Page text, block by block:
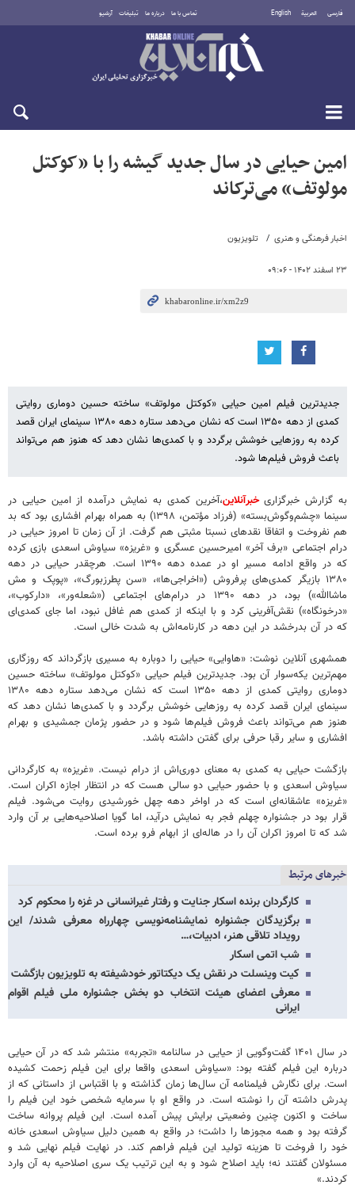
فارسی العربية English تماس با ما درباره ما تبلیغات آرشیو
شنبه ۱۷ مرداد ۱۴۰۵
اخبار فرهنگی و هنری تلویزیون
۲۳ اسفند ۱۴۰۲ - ۰۹:۰۶
امین حیایی در سال جدید گیشه را با «کوکتل
مولوتف» می‌ترکاند
جدیدترین فیلم امین حیایی «کوکتل مولوتف» ساخته حسین دوماری روایتی
کمدی از دهه ۱۳۵۰ است که نشان می‌دهد ستاره دهه ۱۳۸۰ سینمای ایران قصد
کرده به روزهایی خوشش برگردد و با کمدی‌ها نشان دهد که هنوز هم می‌تواند
باعث فروش فیلم‌ها شود.
به گزارش خبرگزاریخبرآنلاین،آخرین کمدی به نمایش درآمده از امین حیایی در
سینما «چشم‌وگوش‌بسته» (فرزاد مؤتمن، ۱۳۹۸) به همراه بهرام افشاری بود که بد
هم نفروخت و اتفاقا نقدهای نسبتا مثبتی هم گرفت. از آن زمان تا امروز حیایی در
درام اجتماعی «برف آخر» امیرحسین عسگری و «غریزه» سیاوش اسعدی بازی کرده
که در واقع ادامه مسیر او در عمده دهه ۱۳۹۰ است. هرچقدر حیایی در دهه
۱۳۸۰ بازیگر کمدی‌های پرفروش («اخراجی‌ها»، «سن پطرزبورگ»، «پوپک و مش
ماشاالله») بود، در دهه ۱۳۹۰ در درام‌های اجتماعی («شعله‌ور»، «دارکوب»،
«درخونگاه») نقش‌آفرینی کرد و با اینکه از کمدی هم غافل نبود، اما جای کمدی‌ای
که در آن بدرخشد در این دهه در کارنامه‌اش به شدت خالی است.
همشهری آنلاین نوشت: «هاوایی» حیایی را دوباره به مسیری بازگرداند که روزگاری
مهم‌ترین یکه‌سوار آن بود. جدیدترین فیلم حیایی «کوکتل مولوتف» ساخته حسین
دوماری روایتی کمدی از دهه ۱۳۵۰ است که نشان می‌دهد ستاره دهه ۱۳۸۰
سینمای ایران قصد کرده به روزهایی خوشش برگردد و با کمدی‌ها نشان دهد که
هنوز هم می‌تواند باعث فروش فیلم‌ها شود و در حضور پژمان جمشیدی و بهرام
افشاری و سایر رقبا حرفی برای گفتن داشته باشد.
بازگشت حیایی به کمدی به معنای دوری‌اش از درام نیست. «غریزه» به کارگردانی
سیاوش اسعدی و با حضور حیایی دو سالی هست که در انتظار اجازه اکران است.
«غریزه» عاشقانه‌ای است که در اواخر دهه چهل خورشیدی روایت می‌شود. فیلم
قرار بود در جشنواره چهلم فجر به نمایش درآید، اما گویا اصلاحیه‌هایی بر آن وارد
شد که تا امروز اکران آن را در هاله‌ای از ابهام فرو برده است.
خبرهای مرتبط
کارگردان برنده اسکار جنایت و رفتار غیرانسانی در غزه را محکوم کرد
برگزیدگان جشنواره نمایشنامه‌نویسی چهارراه معرفی شدند/ این
رویداد تلاقی هنر، ادبیات،…
شب اتمی اسکار
کیت وینسلت در نقش یک دیکتاتور خودشیفته به تلویزیون بازگشت
معرفی اعضای هیئت انتخاب دو بخش جشنواره ملی فیلم اقوام
ایرانی
در سال ۱۴۰۱ گفت‌وگویی از حیایی در سالنامه «تجربه» منتشر شد که در آن حیایی
درباره این فیلم گفته بود: «سیاوش اسعدی واقعا برای این فیلم زحمت کشیده
است. برای نگارش فیلمنامه آن سال‌ها زمان گذاشته و با اقتباس از داستانی که از
پدرش داشته آن را نوشته است. در واقع او با سرمایه شخصی خود این فیلم را
ساخت و اکنون چنین وضعیتی برایش پیش آمده است. این فیلم پروانه ساخت
گرفته بود و همه مجوزها را داشت؛ در واقع به همین دلیل سیاوش اسعدی خانه
خود را فروخت تا هزینه تولید این فیلم فراهم کند. در نهایت فیلم نهایی شد و
مسئولان گفتند نه؛ باید اصلاح شود و به این ترتیب یک سری اصلاحیه به آن وارد
کردند.»